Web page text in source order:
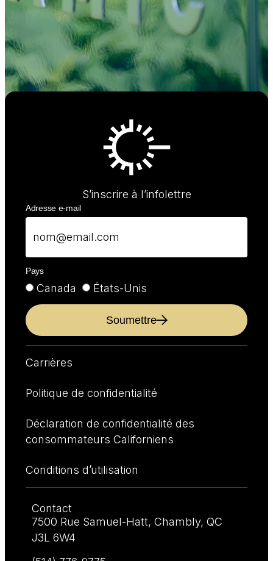
S’inscrire à l’infolettre
Adresse e-mail
Pays
Canada États-Unis
Soumettre
Carrières
Politique de confidentialité
Déclaration de confidentialité des
consommateurs Californiens
Conditions d’utilisation
Contact
7500 Rue Samuel-Hatt, Chambly, QC
J3L 6W4